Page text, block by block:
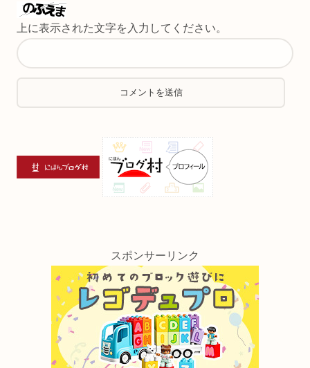
上に表示された文字を入力してください。
スポンサーリンク